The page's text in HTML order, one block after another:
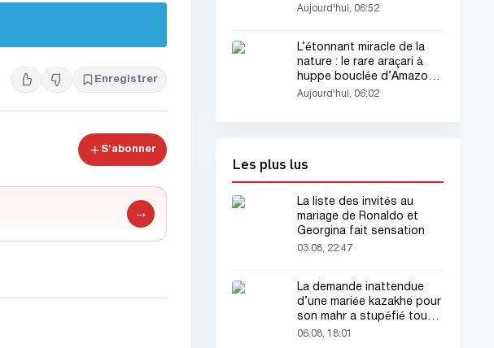
Enregistrer
S'abonner
→
règles entrent en vigueur
Aujourd'hui, 06:52
L’étonnant miracle de la
nature : le rare araçari à
huppe bouclée d’Amazonie
émerveille les scientifiques
Aujourd'hui, 06:02
Les plus lus
La liste des invités au
mariage de Ronaldo et
Georgina fait sensation
03.08, 22:47
La demande inattendue
d’une mariée kazakhe pour
son mahr a stupéfié tout
le monde
06.08, 18:01